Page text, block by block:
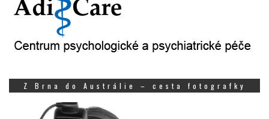
Z Brna do Austrálie – cesta fotografky